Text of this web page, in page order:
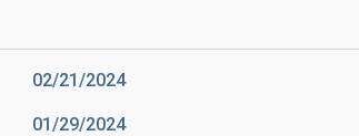
02/21/2024
01/29/2024